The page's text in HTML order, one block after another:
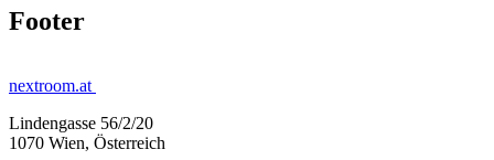
Footer
nextroom.at
Lindengasse 56/2/20
1070 Wien, Österreich